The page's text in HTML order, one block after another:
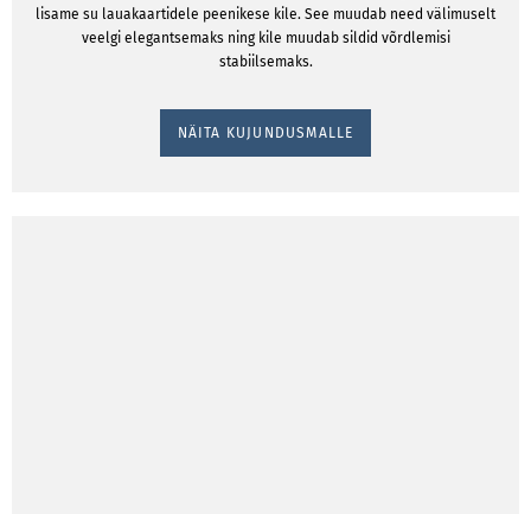
lisame su lauakaartidele peenikese kile. See muudab need välimuselt
veelgi elegantsemaks ning kile muudab sildid võrdlemisi
stabiilsemaks.
NÄITA KUJUNDUSMALLE